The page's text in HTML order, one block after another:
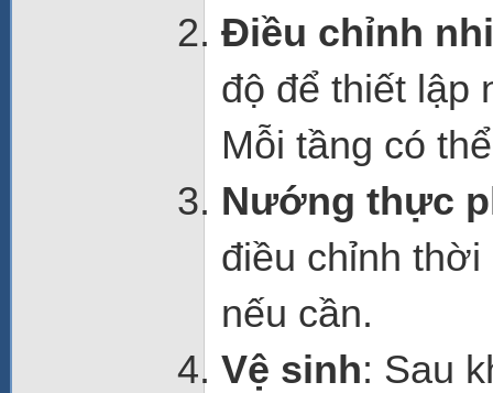
Điều chỉnh
độ để thiết lập
Mỗi tầng có
Nướng thực
điều chỉnh
nếu cần.
Vệ sinh: Sau